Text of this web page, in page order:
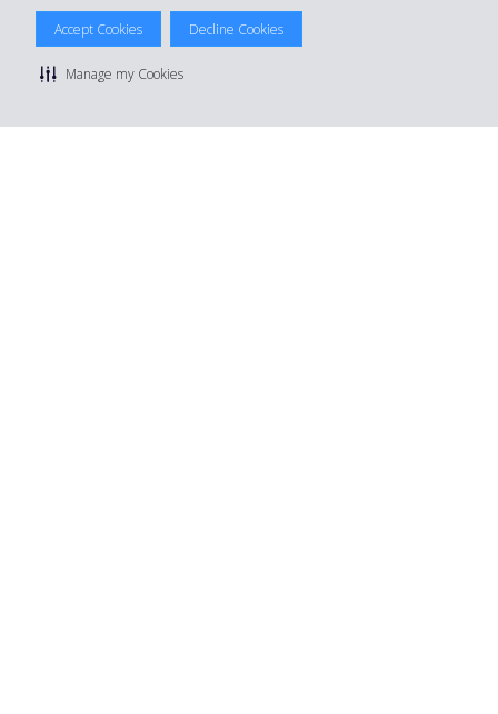
Accept Cookies Decline Cookies
Manage my Cookies
© 2026 The Hertz System, Inc.
Privacybeleid | Gebruiksvoorwaarden |
Sitemap